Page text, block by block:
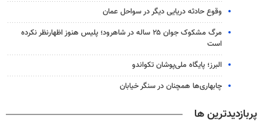
وقوع حادثه دریایی دیگر در سواحل عمان
مرگ مشکوک جوان ۲۵ ساله در شاهرود؛ پلیس هنوز اظهارنظر نکرده
است
البرز؛ پایگاه ملی‌پوشان تکواندو
چابهاری‌ها همچنان در سنگر خیابان
پربازدیدترین ها